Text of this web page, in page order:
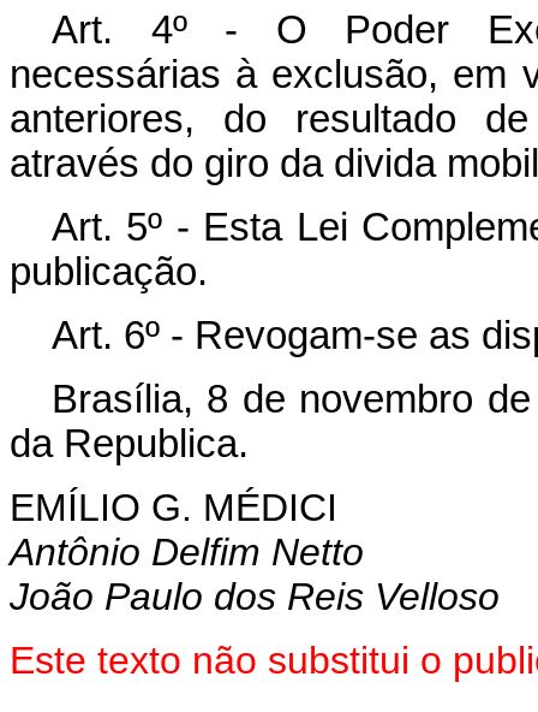
Art. 4º - O Poder
necessárias à exclusão, em
anteriores, do resultado
através do giro da divida
Art. 5º - Esta Lei
publicação.
Art. 6º - Revogam-se as
Brasília, 8 de novembro
da Republica.
EMÍLIO G. MÉDICI
Antônio Delfim Netto
João Paulo dos Reis Velloso
Este texto não substitui o